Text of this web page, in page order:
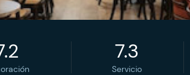
7.3
Servicio